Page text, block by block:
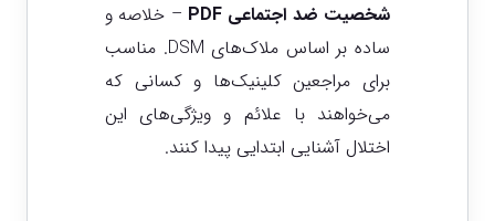
شخصیت ضد اجتماعی PDF
– خلاصه و
ساده بر اساس ملاک‌های DSM. مناسب
برای مراجعین کلینیک‌ها و کسانی که
می‌خواهند با علائم و ویژگی‌های این
اختلال آشنایی ابتدایی پیدا کنند.